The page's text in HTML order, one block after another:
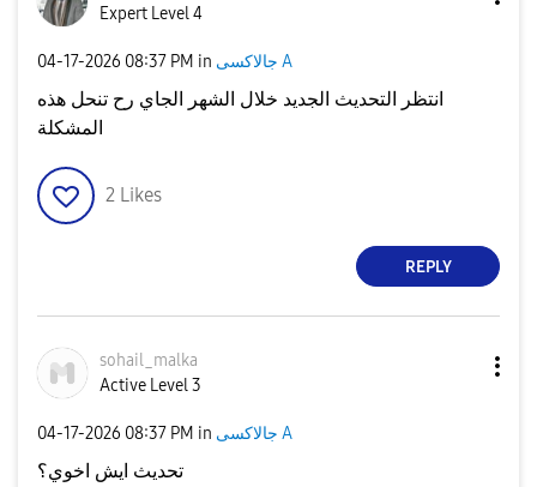
Expert Level 4
‎04-17-2026 08:37 PM in جالاكسى A
انتظر التحديث الجديد خلال الشهر الجاي رح تنحل هذه
المشكلة
2 Likes
REPLY
sohail_malka
Active Level 3
‎04-17-2026 08:37 PM in جالاكسى A
تحديث ايش اخوي؟